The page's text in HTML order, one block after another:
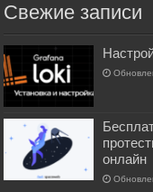
Свежие записи
онлайн